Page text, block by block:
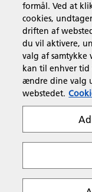
Ressourcer
Følg os
Politik om cookies
formål. Ved at
cookies,
driften af
du vil aktivere,
valg af samtykke
kan til enhver
ændre dine valg
webstedet.